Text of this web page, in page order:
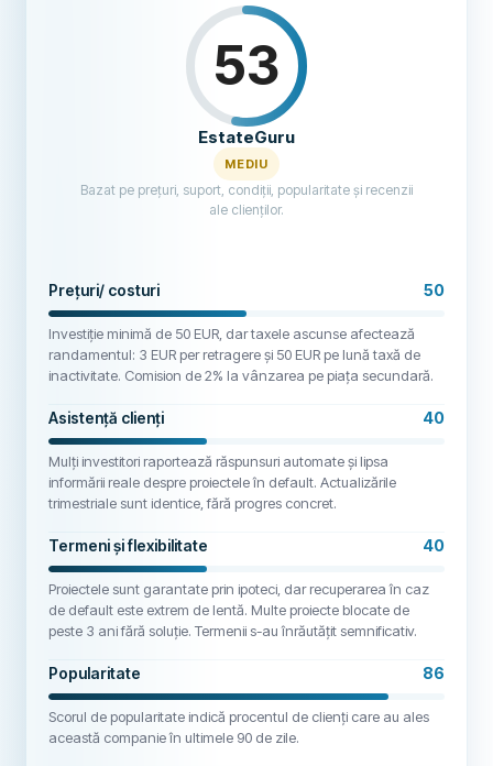
scam. You lost half of your investment even after interest and spent 4
years waiting for it to be paid back and your return is -9% ??? Really, I
mean I am not a genius in math but come one.I can only say stay
away if you ever want to see any of your money again. Scam.On
google reviews I also added the actual screen capture from their
calculation, how they calculate net interest. Here unfortunately I can't
53
EstateGuru
MEDIU
Bazat pe prețuri, suport, condiții, popularitate și recenzii
ale clienților.
Prețuri/ costuri 50
Investiție minimă de 50 EUR, dar taxele ascunse afectează
randamentul: 3 EUR per retragere și 50 EUR pe lună taxă de
inactivitate. Comision de 2% la vânzarea pe piața secundară.
Asistență clienți 40
Mulți investitori raportează răspunsuri automate și lipsa
informării reale despre proiectele în default. Actualizările
trimestriale sunt identice, fără progres concret.
Termeni și flexibilitate 40
Proiectele sunt garantate prin ipoteci, dar recuperarea în caz
de default este extrem de lentă. Multe proiecte blocate de
peste 3 ani fără soluție. Termenii s-au înrăutățit semnificativ.
Popularitate 86
Scorul de popularitate indică procentul de clienți care au ales
această companie în ultimele 90 de zile.